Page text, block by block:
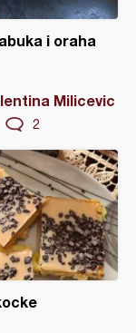
i oraha
Milicevic
2